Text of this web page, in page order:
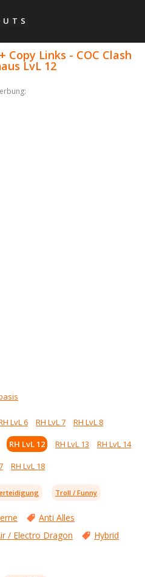
Copy Links - COC Clash
LvL 12
LvL 6 RH LvL 7
RH LvL 8
RH LvL 12 RH LvL 13
RH LvL 14
RH LvL 18
Troll / Funny
Anti Alles
/ Electro Dragon Hybrid